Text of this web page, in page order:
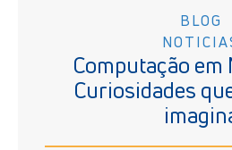
BLOG
Computação em
Curiosidades